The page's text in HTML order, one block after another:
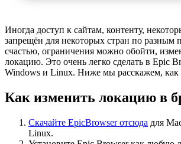
Иногда доступ к сайтам, контенту,
запрещён для некоторых стран по разным
счастью, ограничения можно обойти,
локацию. Это очень легко сделать в Epic
Windows и Linux. Ниже мы расскажем, как
Как изменить локацию в
Скачайте EpicBrowser отсюда для
Linux.